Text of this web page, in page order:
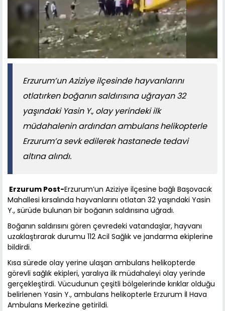
Erzurum’un Aziziye ilçesinde hayvanlarını
otlatırken boğanın saldırısına uğrayan 32
yaşındaki Yasin Y., olay yerindeki ilk
müdahalenin ardından ambulans helikopterle
Erzurum’a sevk edilerek hastanede tedavi
altına alındı.
Erzurum Post-Erzurum’un Aziziye ilçesine bağlı Başovacık
Mahallesi kırsalında hayvanlarını otlatan 32 yaşındaki Yasin
Y., sürüde bulunan bir boğanın saldırısına uğradı.
Boğanın saldırısını gören çevredeki vatandaşlar, hayvanı
uzaklaştırarak durumu 112 Acil Sağlık ve jandarma ekiplerine
bildirdi.
Kısa sürede olay yerine ulaşan ambulans helikopterde
görevli sağlık ekipleri, yaralıya ilk müdahaleyi olay yerinde
gerçekleştirdi. Vücudunun çeşitli bölgelerinde kırıklar olduğu
belirlenen Yasin Y., ambulans helikopterle Erzurum İl Hava
Ambulans Merkezine getirildi.